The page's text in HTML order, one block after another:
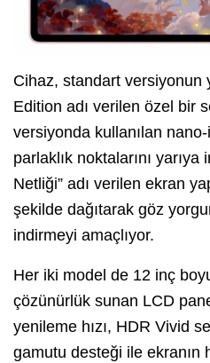
Cihaz, standart versiyonun
Edition adı verilen özel bir
versiyonda kullanılan
parlaklık noktalarını yarıya
Netliği” adı verilen ekran
şekilde dağıtarak göz
indirmeyi amaçlıyor.
Her iki model de 12 inç
çözünürlük sunan LCD
yenileme hızı, HDR Vivid
gamutu desteği ile ekranın